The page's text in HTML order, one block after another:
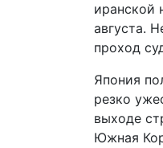
иранской
августа.
проход
Япония
резко
выходе
Южная